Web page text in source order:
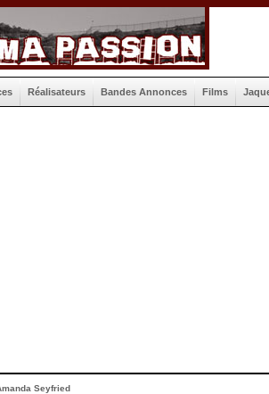
Réalisateurs Bandes Annonces Films
Seyfried